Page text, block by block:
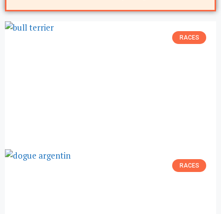
RACES
RACES